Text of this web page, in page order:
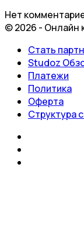
Нет
© 2026 - Онлайн
Стать
Studoz
Платежи
Политика
Оферта
Структура